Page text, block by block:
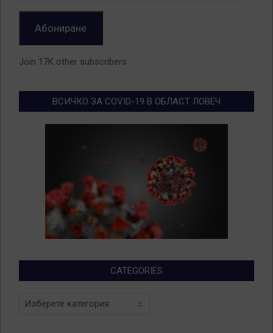
Абониране
Join 17K other subscribers
ВСИЧКО ЗА COVID-19 В ОБЛАСТ ЛОВЕЧ
CATEGORIES
Categories